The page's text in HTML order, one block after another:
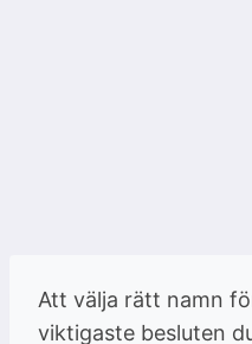
Att välja rätt namn
viktigaste besluten